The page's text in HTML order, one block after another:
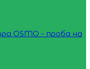
OSMO - проба на